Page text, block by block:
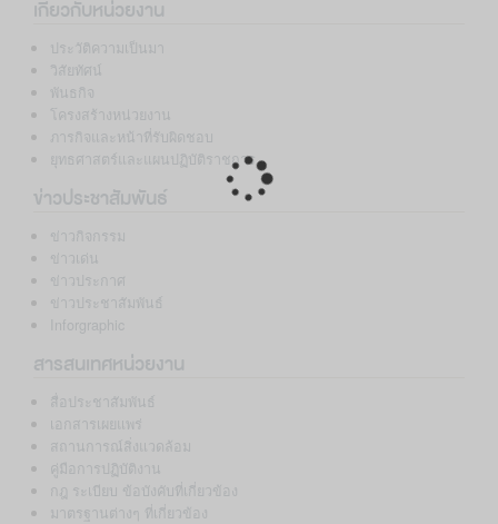
เกี่ยวกับหน่วยงาน
ประวัติความเป็นมา
วิสัยทัศน์
พันธกิจ
โครงสร้างหน่วยงาน
ภารกิจและหน้าที่รับผิดชอบ
ยุทธศาสตร์และแผนปฏิบัติราชการ
ข่าวประชาสัมพันธ์
ข่าวกิจกรรม
ข่าวเด่น
ข่าวประกาศ
ข่าวประชาสัมพันธ์
Inforgraphic
สารสนเทศหน่วยงาน
สื่อประชาสัมพันธ์
เอกสารเผยแพร่
สถานการณ์สิ่งแวดล้อม
คู่มือการปฏิบัติงาน
กฎ ระเบียบ ข้อบังคับที่เกี่ยวข้อง
มาตรฐานต่างๆ ที่เกี่ยวข้อง